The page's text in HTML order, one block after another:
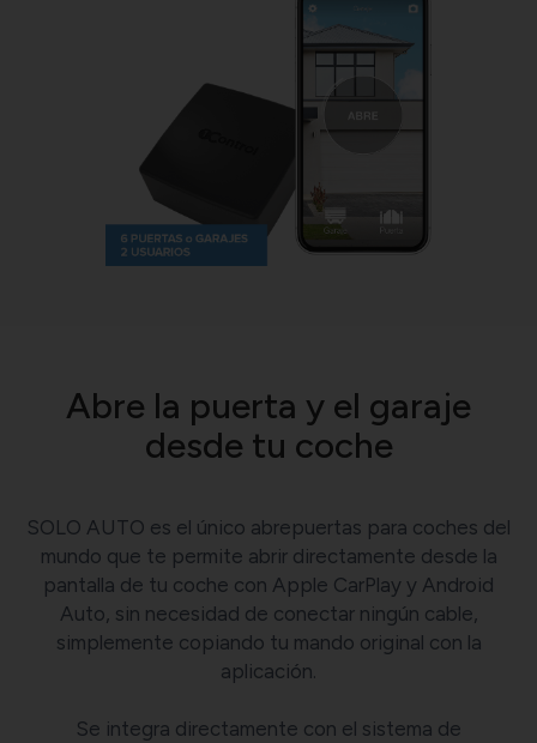
Abre la puerta y el garaje
desde tu coche
SOLO AUTO es el único abrepuertas para coches del
mundo que te permite abrir directamente desde la
pantalla de tu coche con Apple CarPlay y Android
Auto, sin necesidad de conectar ningún cable,
simplemente copiando tu mando original con la
aplicación.
Se integra directamente con el sistema de